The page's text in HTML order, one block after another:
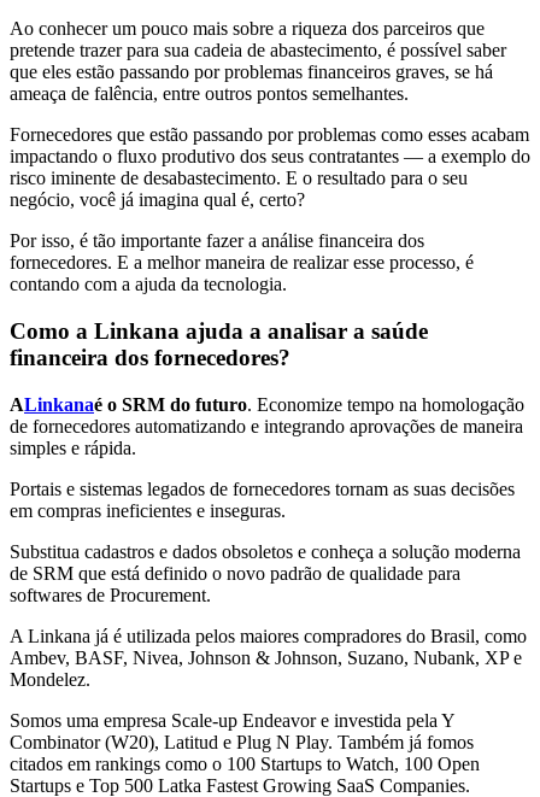
Ao conhecer um pouco mais sobre a riqueza dos parceiros que
pretende trazer para sua cadeia de abastecimento, é possível saber
que eles estão passando por problemas financeiros graves, se há
ameaça de falência, entre outros pontos semelhantes.
Fornecedores que estão passando por problemas como esses acabam
impactando o fluxo produtivo dos seus contratantes — a exemplo do
risco iminente de desabastecimento. E o resultado para o seu
negócio, você já imagina qual é, certo?
Por isso, é tão importante fazer a análise financeira dos
fornecedores. E a melhor maneira de realizar esse processo, é
contando com a ajuda da tecnologia.
Como a Linkana ajuda a analisar a saúde
financeira dos fornecedores?
ALinkanaé o SRM do futuro. Economize tempo na homologação
de fornecedores automatizando e integrando aprovações de maneira
simples e rápida.
Portais e sistemas legados de fornecedores tornam as suas decisões
em compras ineficientes e inseguras.
Substitua cadastros e dados obsoletos e conheça a solução moderna
de SRM que está definido o novo padrão de qualidade para
softwares de Procurement.
A Linkana já é utilizada pelos maiores compradores do Brasil, como
Ambev, BASF, Nivea, Johnson & Johnson, Suzano, Nubank, XP e
Mondelez.
Somos uma empresa Scale-up Endeavor e investida pela Y
Combinator (W20), Latitud e Plug N Play. Também já fomos
citados em rankings como o 100 Startups to Watch, 100 Open
Startups e Top 500 Latka Fastest Growing SaaS Companies.